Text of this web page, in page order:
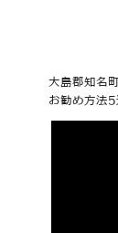
大島郡知名
お勧め方法5